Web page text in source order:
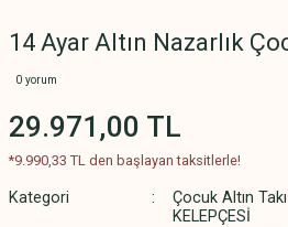
14 Ayar Altın Nazarlık
0 yorum
29.971,00 TL
*9.990,33 TL den başlayan taksitlerle!
Kategori Çocuk Altın
KELEPÇESİ